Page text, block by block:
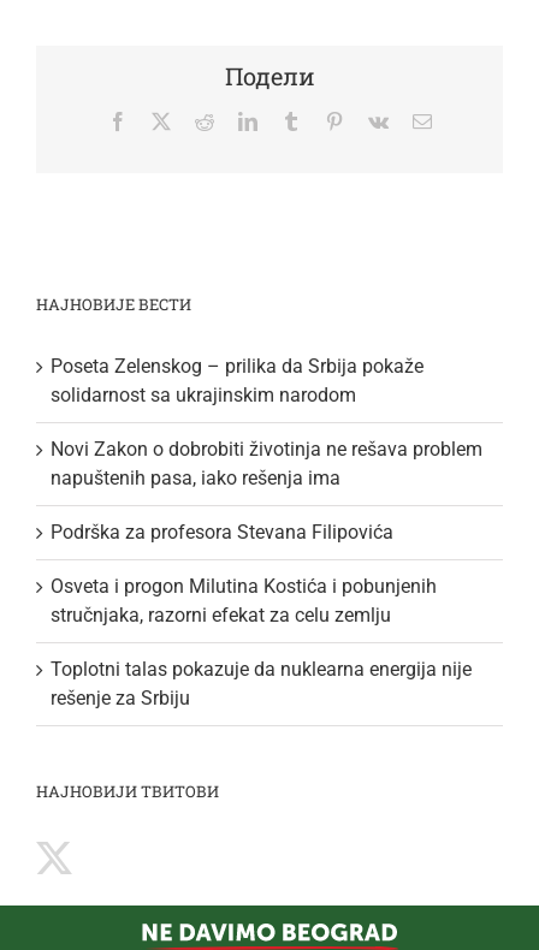
Подели
Facebook
TwitterRedditLinkedInTumblr Pinterest
Vk Email
НАЈНОВИЈЕ ВЕСТИ
Poseta Zelenskog – prilika da Srbija pokaže
solidarnost sa ukrajinskim narodom
Novi Zakon o dobrobiti životinja ne rešava problem
napuštenih pasa, iako rešenja ima
Podrška za profesora Stevana Filipovića
Osveta i progon Milutina Kostića i pobunjenih
stručnjaka, razorni efekat za celu zemlju
Toplotni talas pokazuje da nuklearna energija nije
rešenje za Srbiju
НАЈНОВИЈИ ТВИТОВИ